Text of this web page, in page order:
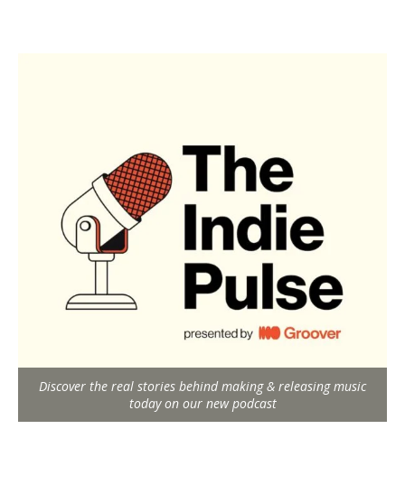
Discover the real stories behind making & releasing music
today on our new podcast